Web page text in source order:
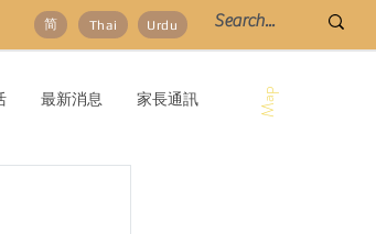
最新消息 家長通訊 Map
Urdu
Thai
简